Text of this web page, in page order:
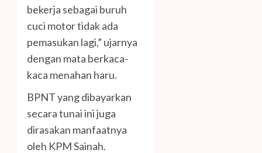
bekerja sebagai buruh
cuci motor tidak ada
pemasukan lagi,” ujarnya
dengan mata berkaca-
kaca menahan haru.
BPNT yang dibayarkan
secara tunai ini juga
dirasakan manfaatnya
oleh KPM Sainah.